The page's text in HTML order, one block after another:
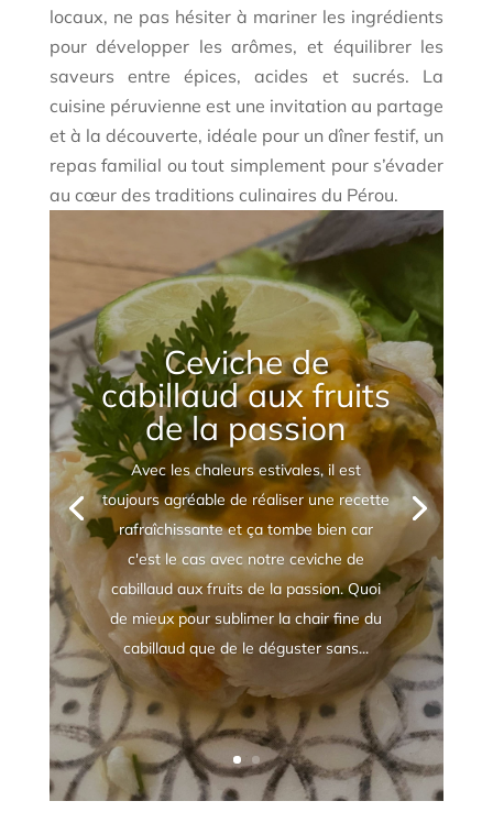
locaux, ne pas hésiter à mariner les ingrédients
pour développer les arômes, et équilibrer les
saveurs entre épices, acides et sucrés. La
cuisine péruvienne est une invitation au partage
et à la découverte, idéale pour un dîner festif, un
repas familial ou tout simplement pour s’évader
au cœur des traditions culinaires du Pérou.
Ceviche de
cabillaud aux fruits
de la passion
Avec les chaleurs estivales, il est
toujours agréable de réaliser une recette
rafraîchissante et ça tombe bien car
c'est le cas avec notre ceviche de
cabillaud aux fruits de la passion. Quoi
de mieux pour sublimer la chair fine du
cabillaud que de le déguster sans...